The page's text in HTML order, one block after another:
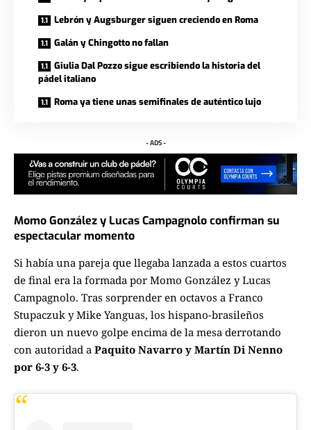
Lebrón y Augsburger siguen creciendo en Roma
Galán y Chingotto no fallan
Giulia Dal Pozzo sigue escribiendo la historia del
pádel italiano
Roma ya tiene unas semifinales de auténtico lujo
- ADS -
Momo González y Lucas Campagnolo confirman su
espectacular momento
Si había una pareja que llegaba lanzada a estos cuartos
de final era la formada por Momo González y Lucas
Campagnolo. Tras sorprender en octavos a Franco
Stupaczuk y Mike Yanguas, los hispano-brasileños
dieron un nuevo golpe encima de la mesa derrotando
con autoridad a Paquito Navarro y Martín Di Nenno
por 6-3 y 6-3.